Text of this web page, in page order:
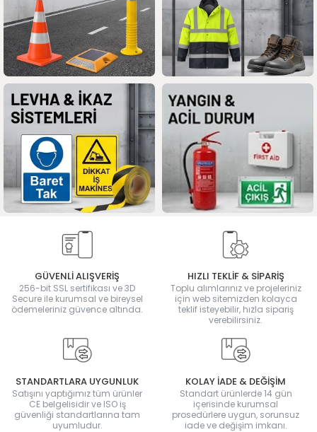
GÜVENLİ ALIŞVERİŞ
256-bit SSL sertifikası ve 3D
Secure ile kurumsal ve bireysel
ödemeleriniz güvence altında.
HIZLI TEKLİF & SİPARİŞ
Toplu alımlarınız ve projeleriniz
için web sitemizden kolayca
teklif isteyebilir, hızla sipariş
verebilirsiniz.
STANDARTLARA UYGUNLUK
Satışını yaptığımız tüm ürünler
CE belgelisidir ve ISO iş
güvenliği standartlarına tam
uyumludur.
KOLAY İADE & DEĞİŞİM
Standart ürünlerde 14 gün
içerisinde kurumsal
prosedürlere uygun, sorunsuz
iade ve değişim imkanı.